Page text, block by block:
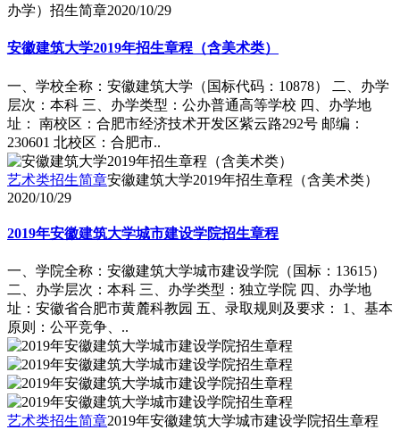
办学）招生简章2020/10/29
安徽建筑大学2019年招生章程（含美术类）
一、学校全称：安徽建筑大学（国标代码：10878） 二、办学
层次：本科 三、办学类型：公办普通高等学校 四、办学地
址： 南校区：合肥市经济技术开发区紫云路292号 邮编：
230601 北校区：合肥市..
艺术类招生简章安徽建筑大学2019年招生章程（含美术类）
2020/10/29
2019年安徽建筑大学城市建设学院招生章程
一、学院全称：安徽建筑大学城市建设学院（国标：13615）
二、办学层次：本科 三、办学类型：独立学院 四、办学地
址：安徽省合肥市黄麓科教园 五、录取规则及要求： 1、基本
原则：公平竞争、..
艺术类招生简章2019年安徽建筑大学城市建设学院招生章程